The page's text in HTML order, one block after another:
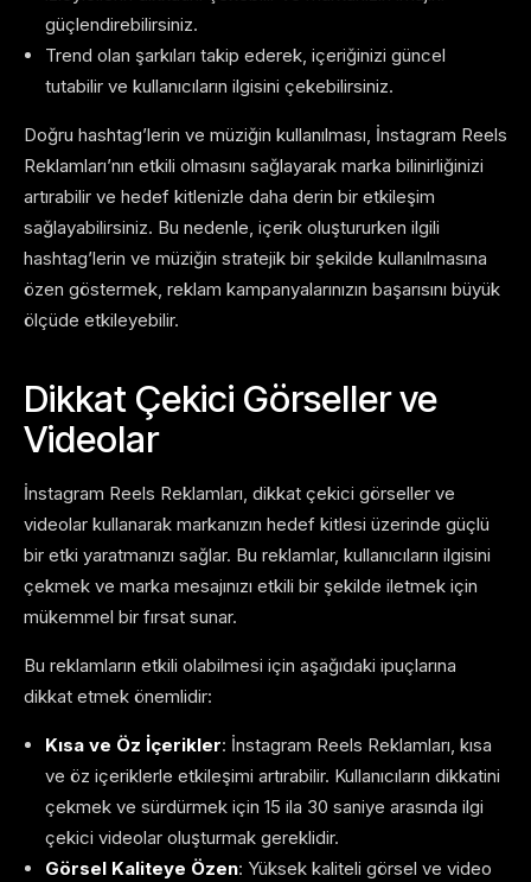
güçlendirebilirsiniz.
Trend olan şarkıları takip ederek, içeriğinizi güncel
tutabilir ve kullanıcıların ilgisini çekebilirsiniz.
Doğru hashtag’lerin ve müziğin kullanılması, İnstagram Reels
Reklamları’nın etkili olmasını sağlayarak marka bilinirliğinizi
artırabilir ve hedef kitlenizle daha derin bir etkileşim
sağlayabilirsiniz. Bu nedenle, içerik oluştururken ilgili
hashtag’lerin ve müziğin stratejik bir şekilde kullanılmasına
özen göstermek, reklam kampanyalarınızın başarısını büyük
ölçüde etkileyebilir.
Dikkat Çekici Görseller ve
Videolar
İnstagram Reels Reklamları, dikkat çekici görseller ve
videolar kullanarak markanızın hedef kitlesi üzerinde güçlü
bir etki yaratmanızı sağlar. Bu reklamlar, kullanıcıların ilgisini
çekmek ve marka mesajınızı etkili bir şekilde iletmek için
mükemmel bir fırsat sunar.
Bu reklamların etkili olabilmesi için aşağıdaki ipuçlarına
dikkat etmek önemlidir:
Kısa ve Öz İçerikler: İnstagram Reels Reklamları, kısa
ve öz içeriklerle etkileşimi artırabilir. Kullanıcıların dikkatini
çekmek ve sürdürmek için 15 ila 30 saniye arasında ilgi
çekici videolar oluşturmak gereklidir.
Görsel Kaliteye Özen: Yüksek kaliteli görsel ve video